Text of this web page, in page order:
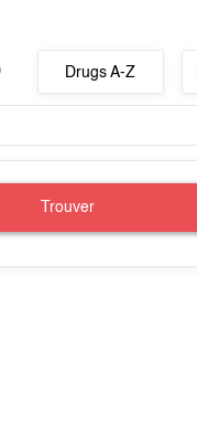
Drugs A-Z
Trouver